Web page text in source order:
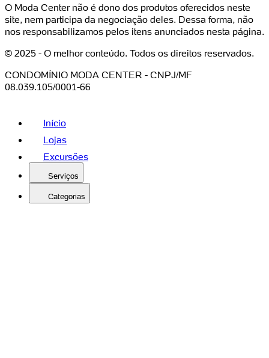
O Moda Center não é dono dos produtos oferecidos neste
site, nem participa da negociação deles. Dessa forma, não
nos responsabilizamos pelos itens anunciados nesta página.
© 2025 - O melhor conteúdo. Todos os direitos reservados.
CONDOMÍNIO MODA CENTER - CNPJ/MF
08.039.105/0001-66
Início
Lojas
Excursões
Serviços
Categorias